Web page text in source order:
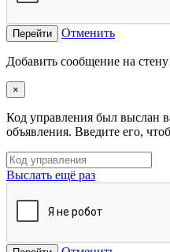
Перейти Отменить
Добавить сообщение на стену
×
Код управления был выслан
объявления. Введите его,
Выслать ещё раз